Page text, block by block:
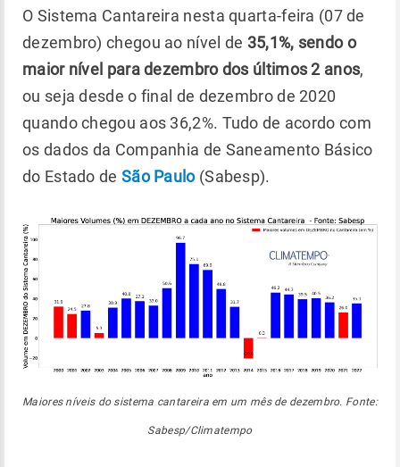
O Sistema Cantareira nesta quarta-feira (07 de
dezembro) chegou ao nível de 35,1%, sendo o
maior nível para dezembro dos últimos 2 anos,
ou seja desde o final de dezembro de 2020
quando chegou aos 36,2%. Tudo de acordo com
os dados da Companhia de Saneamento Básico
do Estado de São Paulo(Sabesp).
Maiores níveis do sistema cantareira em um mês de dezembro. Fonte:
Sabesp/Climatempo